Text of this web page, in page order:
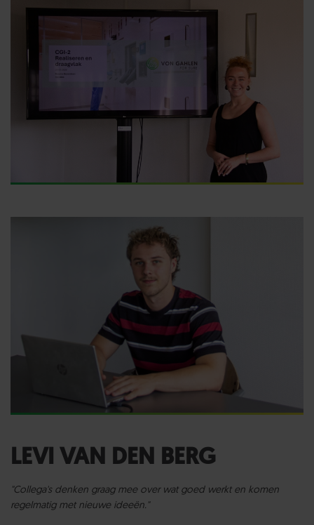
LEVI VAN DEN BERG
"Collega's denken graag mee over wat goed werkt en komen
regelmatig met nieuwe ideeën."